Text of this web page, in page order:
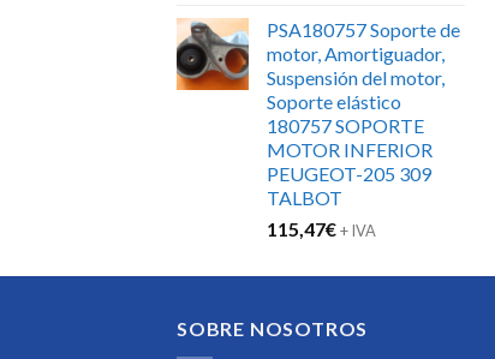
PSA180757 Soporte de
motor, Amortiguador,
Suspensión del motor,
Soporte elástico
180757 SOPORTE
MOTOR INFERIOR
PEUGEOT-205 309
TALBOT
115,47€+ IVA
SOBRE NOSOTROS